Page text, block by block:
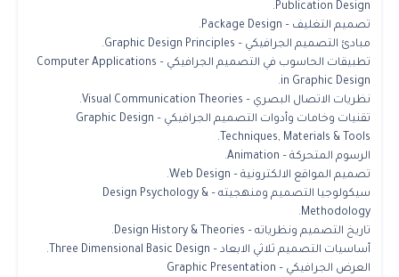
Publication Design.
تصميم التغليف – Package Design.
مبادئ التصميم الجرافيكي – Graphic Design Principles.
تطبيقات الحاسوب في التصميم الجرافيكي – Computer Applications
in Graphic Design.
نظريات الاتصال البصري – Visual Communication Theories.
تقنيات وخامات وأدوات التصميم الجرافيكي – Graphic Design
Techniques, Materials & Tools.
الرسوم المتحركة – Animation.
تصميم المواقع الالكترونية – Web Design.
سيكولوجيا التصميم ومنهجيته – Design Psychology &
Methodology.
تاريخ التصميم ونظرياته – Design History & Theories.
أساسيات التصميم ثلاثي الابعاد – Three Dimensional Basic Design.
العرض الجرافيكي – Graphic Presentation